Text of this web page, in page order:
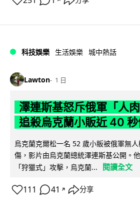
科技娛樂 生活娛樂 城中熱話
Lawton 1 日
澤連斯基怒斥俄軍「人
追殺烏克蘭小販近 40
烏克蘭克爾松一名 52 歲小販被俄軍無
傷，影片由烏克蘭總統澤連斯基公開。
「狩獵式」攻擊，烏克蘭...
閱讀全文
111 41 ↗ 分享